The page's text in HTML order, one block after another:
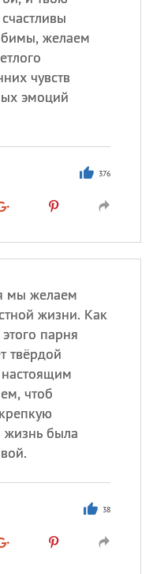
желаем
чувств
эмоций
376
мы желаем
жизни. Как
парня
твёрдой
чтоб
была
38
празднуют именины
значение